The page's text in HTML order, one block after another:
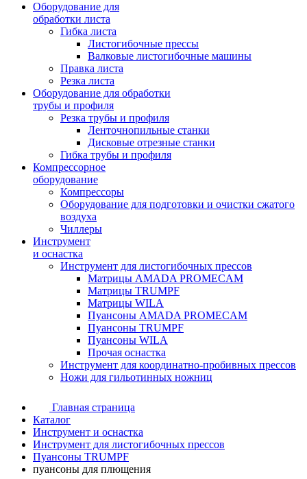
Оборудование для
обработки листа
Гибка листа
Листогибочные прессы
Валковые листогибочные машины
Правка листа
Резка листа
Оборудование для обработки
трубы и профиля
Резка трубы и профиля
Ленточнопильные станки
Дисковые отрезные станки
Гибка трубы и профиля
Компрессорное
оборудование
Компрессоры
Оборудование для подготовки и очистки сжатого
воздуха
Чиллеры
Инструмент
и оснастка
Инструмент для листогибочных прессов
Матрицы AMADA PROMECAM
Матрицы TRUMPF
Матрицы WILA
Пуансоны AMADA PROMECAM
Пуансоны TRUMPF
Пуансоны WILA
Прочая оснастка
Инструмент для координатно-пробивных прессов
Ножи для гильотинных ножниц
Главная страница
Каталог
Инструмент и оснастка
Инструмент для листогибочных прессов
Пуансоны TRUMPF
пуансоны для плющения